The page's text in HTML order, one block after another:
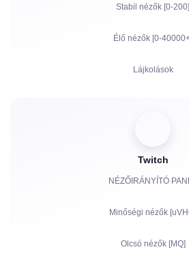
Stabil nézők [0-200]
Élő nézők [0-
Lájkolások
Nézettségi órák
Twitch
NÉZŐIRÁNYÍTÓ
Minőségi nézők
Olcsó nézők [MQ]